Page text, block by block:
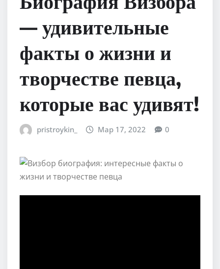
— удивительные
факты о жизни и
творчестве певца,
которые вас удивят!
pristroykin_ Мар 17, 2022 0